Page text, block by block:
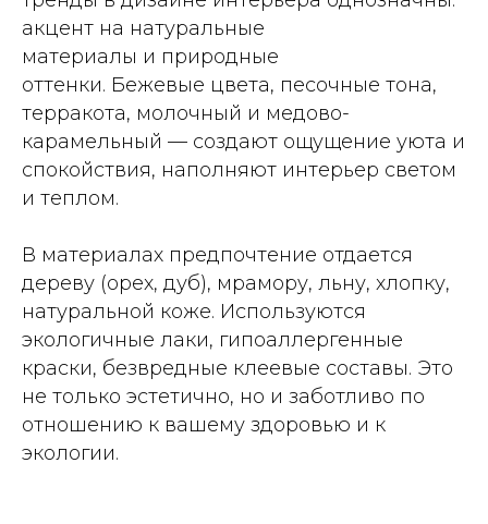
акцент на натуральные
материалы и природные
оттенки. Бежевые цвета, песочные тона,
терракота, молочный и медово-
карамельный — создают ощущение уюта и
спокойствия, наполняют интерьер светом
и теплом.
В материалах предпочтение отдается
дереву (орех, дуб), мрамору, льну, хлопку,
натуральной коже. Используются
экологичные лаки, гипоаллергенные
краски, безвредные клеевые составы. Это
не только эстетично, но и заботливо по
отношению к вашему здоровью и к
экологии.